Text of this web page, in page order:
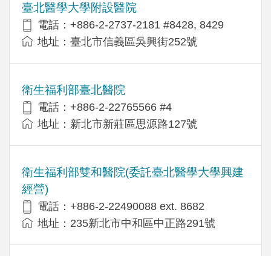
臺北醫學大學附設醫院
電話：+886-2-2737-2181 #8428, 8429
地址：臺北市信義區吳興街252號
衛生福利部臺北醫院
電話：+886-2-22765566 #4
地址：新北市新莊區思源路127號
衛生福利部雙和醫院(委託臺北醫學大學興建
經營)
電話：+​886-2-22490088 ext. 8682
地址：​235新北市中和區中正路291號